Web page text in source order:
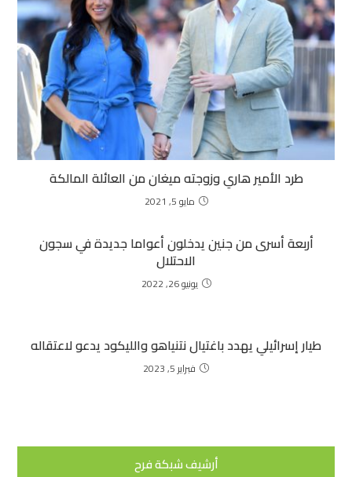
طرد الأمير هاري وزوجته ميغان من العائلة المالكة
مايو 5, 2021
أربعة أسرى من جنين يدخلون أعواما جديدة في سجون
الاحتلال
يونيو 26, 2022
طيار إسرائيلي يهدد باغتيال نتنياهو والليكود يدعو لاعتقاله
فبراير 5, 2023
أرشيف شبكة فرح